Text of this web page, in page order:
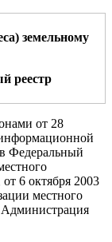
земельному
реестр
от 28
в Федеральный
6 октября 2003
местного
Администрация